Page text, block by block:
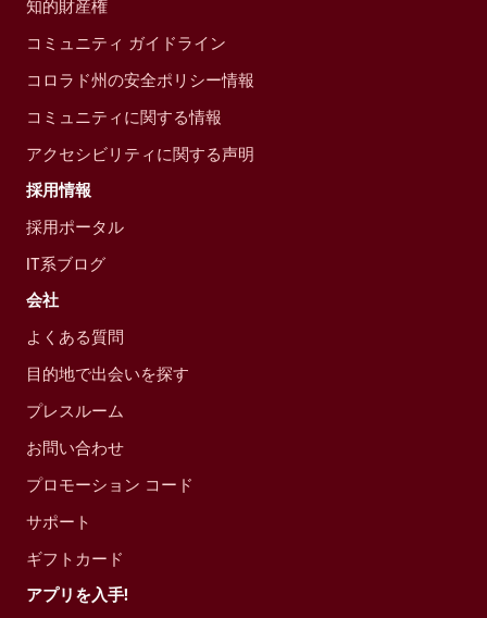
知的財産権
コミュニティ ガイドライン
コロラド州の安全ポリシー情報
コミュニティに関する情報
アクセシビリティに関する声明
採用情報
採用ポータル
IT系ブログ
会社
よくある質問
目的地で出会いを探す
プレスルーム
お問い合わせ
プロモーション コード
サポート
ギフトカード
アプリを入手!